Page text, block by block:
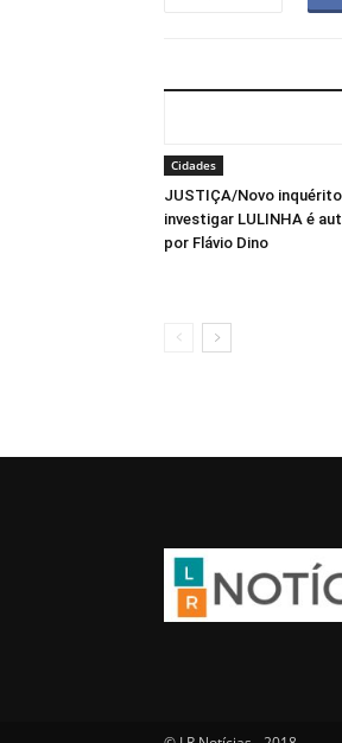
Cidades
JUSTIÇA/Novo
investigar LULINHA é
por Flávio Dino